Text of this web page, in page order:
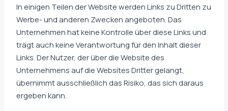
In einigen Teilen der Website werden Links zu Dritten zu
Werbe- und anderen Zwecken angeboten. Das
Unternehmen hat keine Kontrolle über diese Links und
trägt auch keine Verantwortung für den Inhalt dieser
Links. Der Nutzer, der über die Website des
Unternehmens auf die Websites Dritter gelangt,
übernimmt ausschließlich das Risiko, das sich daraus
ergeben kann.